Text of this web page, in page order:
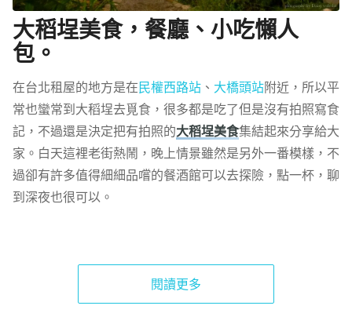
大稻埕美食，餐廳、小吃懶人
包。
在台北租屋的地方是在民權西路站、 大橋頭站附近，所以平
常也蠻常到大稻埕去覓食，很多都是吃了但是沒有拍照寫食
記，不過還是決定把有拍照的大稻埕美食集結起來分享給大
家。白天這裡老街熱鬧，晚上情景雖然是另外一番模樣，不
過卻有許多值得細細品嚐的餐酒館可以去探險，點一杯，聊
到深夜也很可以。
閱讀更多